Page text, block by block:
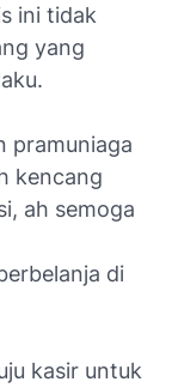
ini tidak
yang
pramuniaga
kencang
ah semoga
di
kasir untuk